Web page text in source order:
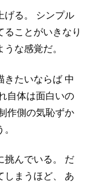
る。
シンプル
ことがいきなり
な感覚だ。
きたいならば 中
自体は面白いの
作側の気恥ずか
んでいる。
だ
まうほど、
あ